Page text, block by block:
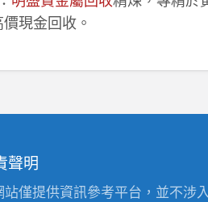
現金回收。
聲明
站僅提供資訊參考平台，並不涉